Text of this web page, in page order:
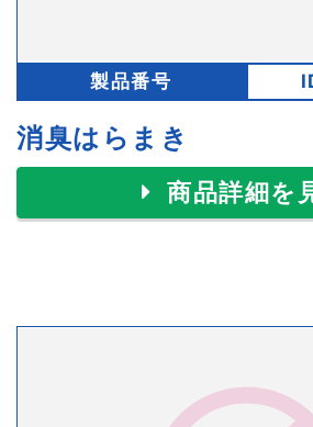
製品番号
消臭はらまき
商品詳細を